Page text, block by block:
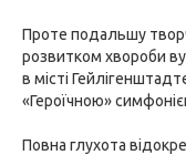
Проте подальшу
розвитком хвороби
в місті
«Героїчною»
Повна глухота